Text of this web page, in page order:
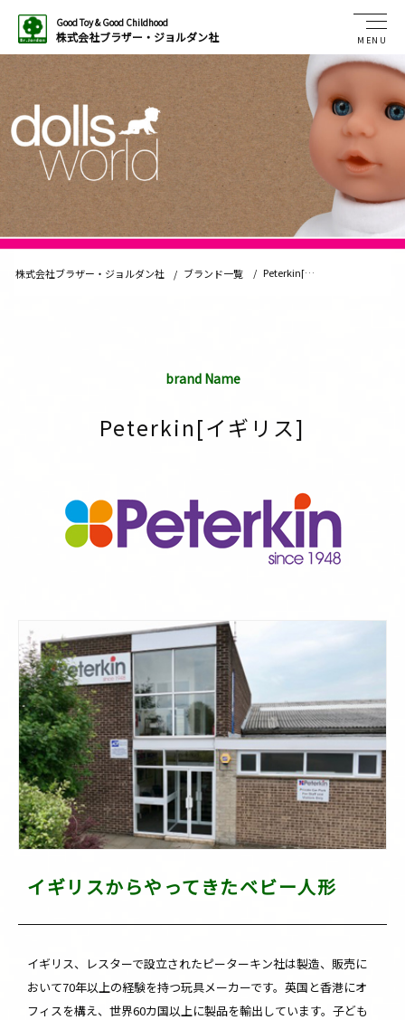
Good Toy & Good Childhood
株式会社ブラザー・ジョルダン社 MENU
株式会社ブラザー・ジョルダン社 / ブランド一覧 / Peterkin[イ
brand Name
Peterkin[イギリス]
イギリスからやってきたベビー人形
イギリス、レスターで設立されたピーターキン社は製造、販売に
おいて70年以上の経験を持つ玩具メーカーです。英国と香港にオ
フィスを構え、世界60カ国以上に製品を輸出しています。子ども